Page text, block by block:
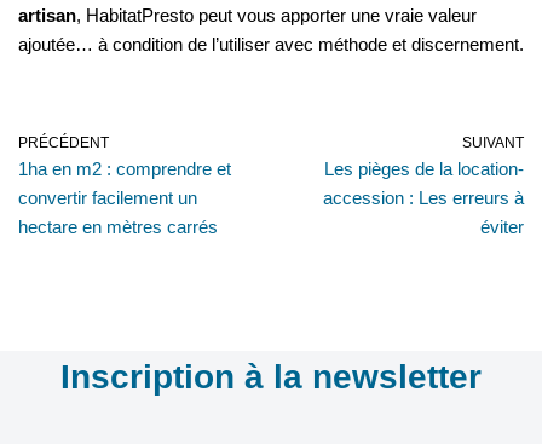
artisan, HabitatPresto peut vous apporter une vraie valeur
ajoutée… à condition de l’utiliser avec méthode et discernement.
PRÉCÉDENT
1ha en m2 : comprendre et
convertir facilement un
hectare en mètres carrés
SUIVANT
Les pièges de la location-
accession : Les erreurs à
éviter
Inscription à la newsletter